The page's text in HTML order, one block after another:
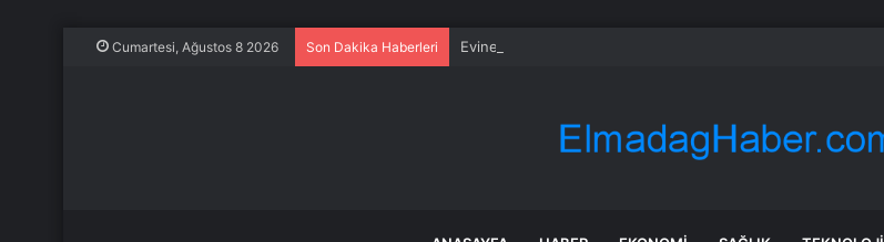
Cumartesi, Ağustos 8 2026 Son Dakika Haberleri Evine tadilat yapan çift, gizli bölmede deste deste para buldu